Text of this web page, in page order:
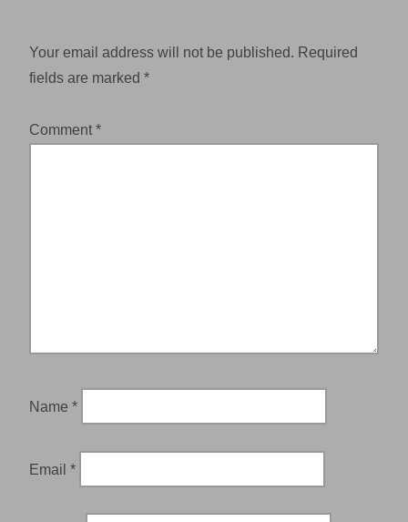
Your email address will not be published. Required
fields are marked *
Comment *
Name *
Email *